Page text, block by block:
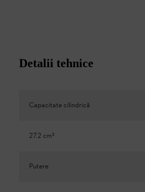
Detalii tehnice
Capacitate cilindrică
27.2 cm³
Putere